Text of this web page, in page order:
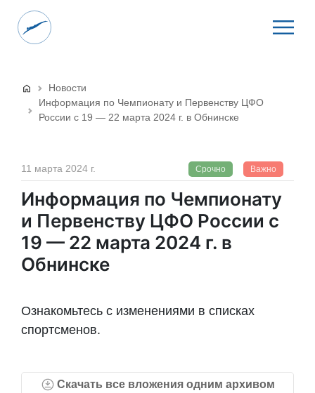
Новости
Информация по Чемпионату и Первенству ЦФО
России с 19 — 22 марта 2024 г. в Обнинске
11 марта 2024 г. Срочно Важно
Информация по Чемпионату
и Первенству ЦФО России с
19 — 22 марта 2024 г. в
Обнинске
Ознакомьтесь с изменениями в списках
спортсменов.
Скачать все вложения одним архивом